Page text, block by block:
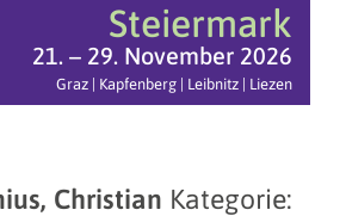
Steiermark
21. – 29. November 2026
Graz | Kapfenberg | Leibnitz | Liezen
Christian Kategorie: